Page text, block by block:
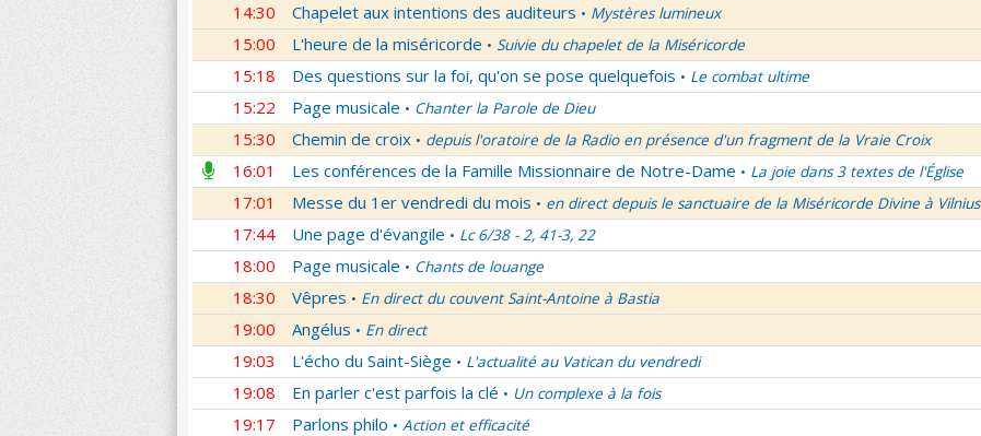
14:30 Chapelet aux intentions des auditeurs • Mystères lumineux
15:00 L'heure de la miséricorde • Suivie du chapelet de la Miséricorde
15:18 Des questions sur la foi, qu'on se pose quelquefois • Le combat ultime
15:22 Page musicale • Chanter la Parole de Dieu
15:30 Chemin de croix • depuis l'oratoire de la Radio en présence d'un fragment de la Vraie Croix
16:01 Les conférences de la Famille Missionnaire de Notre-Dame • La joie dans 3 textes de l'Église
17:01 Messe du 1er vendredi du mois • en direct depuis le sanctuaire de la Miséricorde Divine à Vilnius
17:44 Une page d'évangile • Lc 6/38 - 2, 41-3, 22
18:00 Page musicale • Chants de louange
18:30 Vêpres • En direct du couvent Saint-Antoine à Bastia
19:00 Angélus • En direct
19:03 L'écho du Saint-Siège • L'actualité au Vatican du vendredi
19:08 En parler c'est parfois la clé • Un complexe à la fois
19:17 Parlons philo • Action et efficacité